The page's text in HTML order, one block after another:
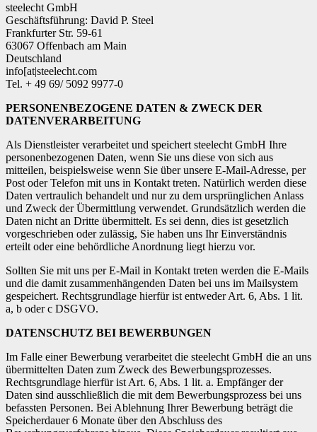
steelecht GmbH
Geschäftsführung: David P. Steel
Frankfurter Str. 59-61
63067 Offenbach am Main
Deutschland
info[at|steelecht.com
Tel. + 49 69/ 5092 9977-0
PERSONENBEZOGENE DATEN & ZWECK DER
DATENVERARBEITUNG
Als Dienstleister verarbeitet und speichert steelecht GmbH Ihre
personenbezogenen Daten, wenn Sie uns diese von sich aus
mitteilen, beispielsweise wenn Sie über unsere E-Mail-Adresse, per
Post oder Telefon mit uns in Kontakt treten. Natürlich werden diese
Daten vertraulich behandelt und nur zu dem ursprünglichen Anlass
und Zweck der Übermittlung verwendet. Grundsätzlich werden die
Daten nicht an Dritte übermittelt. Es sei denn, dies ist gesetzlich
vorgeschrieben oder zulässig, Sie haben uns Ihr Einverständnis
erteilt oder eine behördliche Anordnung liegt hierzu vor.
Sollten Sie mit uns per E-Mail in Kontakt treten werden die E-Mails
und die damit zusammenhängenden Daten bei uns im Mailsystem
gespeichert. Rechtsgrundlage hierfür ist entweder Art. 6, Abs. 1 lit.
a, b oder c DSGVO.
DATENSCHUTZ BEI BEWERBUNGEN
Im Falle einer Bewerbung verarbeitet die steelecht GmbH die an uns
übermittelten Daten zum Zweck des Bewerbungsprozesses.
Rechtsgrundlage hierfür ist Art. 6, Abs. 1 lit. a. Empfänger der
Daten sind ausschließlich die mit dem Bewerbungsprozess bei uns
befassten Personen. Bei Ablehnung Ihrer Bewerbung beträgt die
Speicherdauer 6 Monate über den Abschluss des